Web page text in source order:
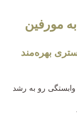
مورفین
بهره‌مند
رو به رشد